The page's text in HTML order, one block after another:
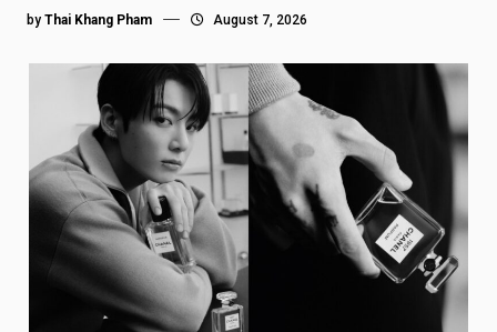
by Thai Khang Pham August 7, 2026